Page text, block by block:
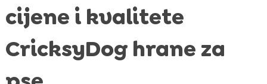
cijene i kvalitete
CricksyDog hrane za